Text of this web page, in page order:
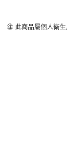
㊟ 此商品屬個人衛